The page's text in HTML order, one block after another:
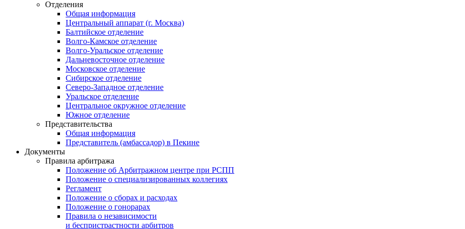
Отделения
Общая информация
Центральный аппарат (г. Москва)
Балтийское отделение
Волго-Камское отделение
Волго-Уральское отделение
Дальневосточное отделение
Московское отделение
Сибирское отделение
Северо-Западное отделение
Уральское отделение
Центральное окружное отделение
Южное отделение
Представительства
Общая информация
Представитель (амбассадор) в Пекине
Документы
Правила арбитража
Положение об Арбитражном центре при РСПП
Положение о специализированных коллегиях
Регламент
Положение о сборах и расходах
Положение о гонорарах
Правила о независимости
и беспристрастности арбитров